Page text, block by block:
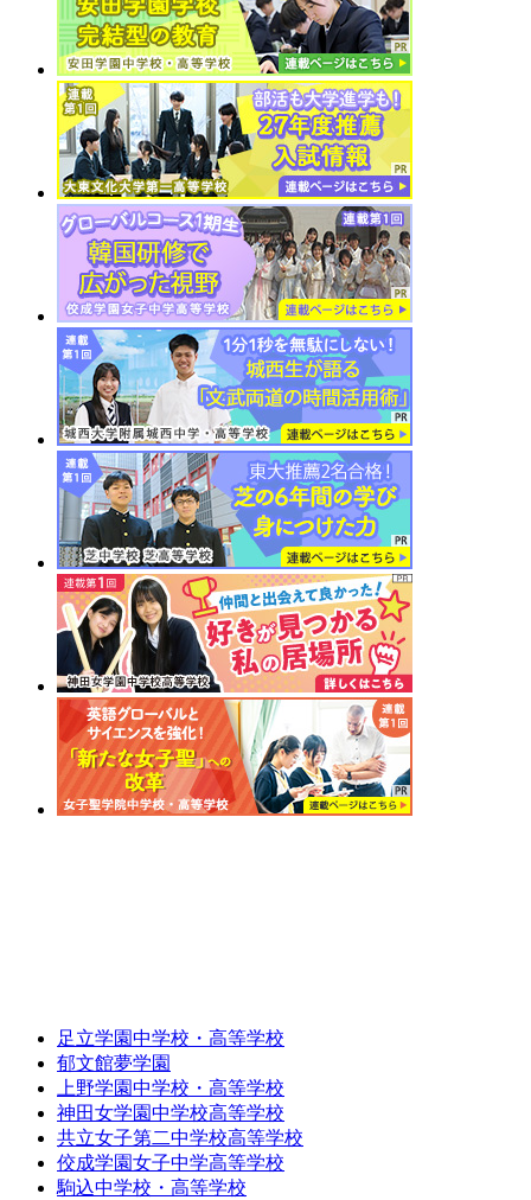
足立学園中学校・高等学校
郁文館夢学園
上野学園中学校・高等学校
神田女学園中学校高等学校
共立女子第二中学校高等学校
佼成学園女子中学高等学校
駒込中学校・高等学校